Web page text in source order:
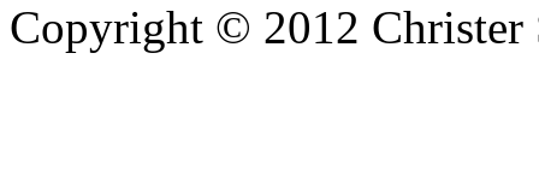
Copyright © 2012